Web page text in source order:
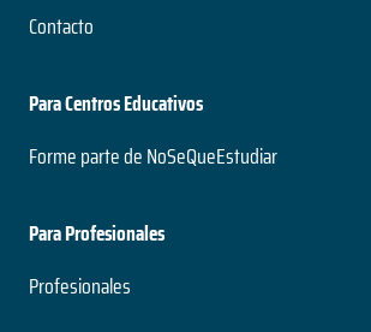
Contacto
Para Centros Educativos
Forme parte de NoSeQueEstudiar
Para Profesionales
Profesionales